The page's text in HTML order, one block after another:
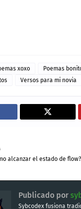
xoxo Poemas
Versos para mi novia
alcanzar el estado de
Publicado por
Sybcodex fusiona